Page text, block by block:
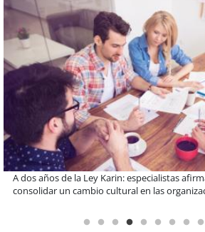
Enap Refinería Bío Bío conmemora 60 años
energético de Chile